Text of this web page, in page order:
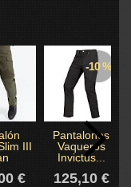
III
€
-10 %
Pantalones
Vaqueros
Invictus...
125,10 €